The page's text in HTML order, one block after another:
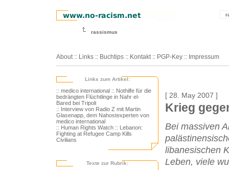
rassismus
About :: Links :: Buchtips :: Kontakt :: PGP-Key :: Impressum
Links zum Artikel:
:: medico international :: Nothilfe für die
bedrängten Flüchtlinge in Nahr el-
Bared bei Tripoli
:: Interview von Radio Z mit Martin
Glasenapp, dem Nahostexperten von
medico international
:: Human Rights Watch :: Lebanon:
Fighting at Refugee Camp Kills
Civilians
Texte zur Rubrik:
[ 28. May 2007 ]
Krieg
Bei massiven
libanesischen
Leben, viele